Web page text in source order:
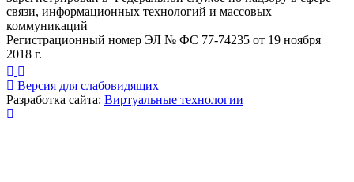
связи, информационных технологий и массовых
коммуникаций
Регистрационный номер ЭЛ № ФС 77-74235 от 19 ноября
2018 г.
Версия для слабовидящих
Разработка сайта: Виртуальные технологии